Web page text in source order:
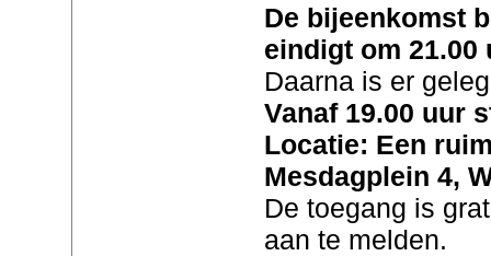
De bijeenkomst
eindigt om 21.00
Daarna is er
Vanaf 19.00 uur
Locatie: Een
Mesdagplein 4,
De toegang is
aan te melden.